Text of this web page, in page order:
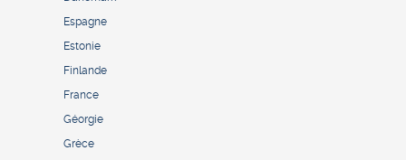
Espagne
Estonie
Finlande
France
Géorgie
Grèce